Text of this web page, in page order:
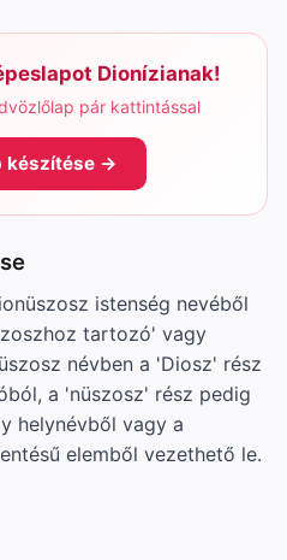
Dionízianak!
pár kattintással
készítése →
istenség nevéből
tartozó' vagy
névben a 'Diosz' rész
a 'nüszosz' rész pedig
helynévből vagy a
elemből vezethető le.